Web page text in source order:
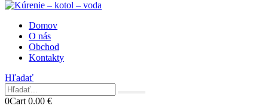
Domov
O nás
Obchod
Kontakty
Hľadať
0Cart 0.00 €